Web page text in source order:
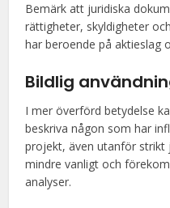
Bemärk att juridiska
rättigheter, skyldigheter
har beroende på aktieslag
Bildlig
I mer överförd betydelse
beskriva någon som har
projekt, även utanför strikt
mindre vanligt och
analyser.